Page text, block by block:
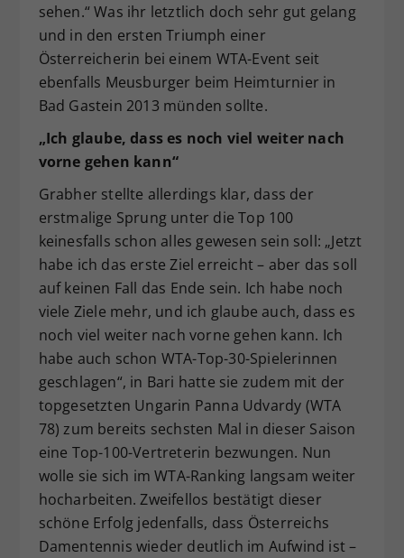
sehen.“ Was ihr letztlich doch sehr gut gelang
und in den ersten Triumph einer
Österreicherin bei einem WTA-Event seit
ebenfalls Meusburger beim Heimturnier in
Bad Gastein 2013 münden sollte.
„Ich glaube, dass es noch viel weiter nach
vorne gehen kann“
Grabher stellte allerdings klar, dass der
erstmalige Sprung unter die Top 100
keinesfalls schon alles gewesen sein soll: „Jetzt
habe ich das erste Ziel erreicht – aber das soll
auf keinen Fall das Ende sein. Ich habe noch
viele Ziele mehr, und ich glaube auch, dass es
noch viel weiter nach vorne gehen kann. Ich
habe auch schon WTA-Top-30-Spielerinnen
geschlagen“, in Bari hatte sie zudem mit der
topgesetzten Ungarin Panna Udvardy (WTA
78) zum bereits sechsten Mal in dieser Saison
eine Top-100-Vertreterin bezwungen. Nun
wolle sie sich im WTA-Ranking langsam weiter
hocharbeiten. Zweifellos bestätigt dieser
schöne Erfolg jedenfalls, dass Österreichs
Damentennis wieder deutlich im Aufwind ist –